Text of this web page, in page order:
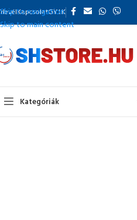
Skip to navigation
Skip to main content
KapcsolatGY.I.K
Kategóriák